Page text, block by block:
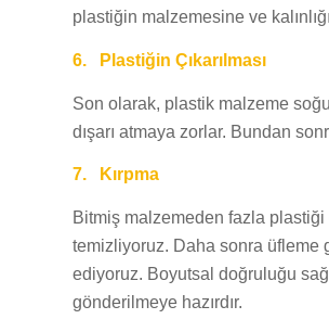
plastiğin malzemesine ve
6. Plastiğin Çıkarılması
Son olarak, plastik malzeme
dışarı atmaya zorlar. Bundan
7. Kırpma
Bitmiş malzemeden fazla plastiği
temizliyoruz. Daha sonra üfleme
ediyoruz. Boyutsal doğruluğu
gönderilmeye hazırdır.